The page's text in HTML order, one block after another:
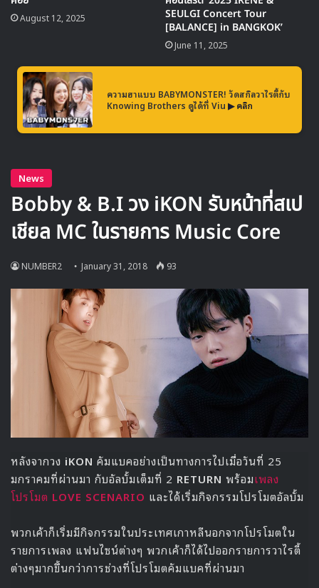
ติดตามชมรายการ Music Core ย้อนหลังพร้อมซับไทยได้ทุก
Source1
B.I
August 12, 2025
SEULGI Concert Tour
[BALANCE] in BANGKOK’
June 11, 2025
ความฮาแบบ BABYMONSTER! วัดสกิลวาไรตี้กับ
Knowing Brothers ดูได้ที่ Viu ▶ คลิก